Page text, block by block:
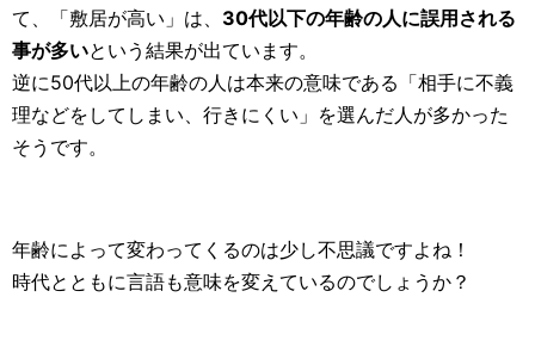
て、「敷居が高い」は、 30代以下の年齢の人に誤用される
事が多いという結果が出ています。
逆に50代以上の年齢の人は本来の意味である「相手に不義
理などをしてしまい、行きにくい」を選んだ人が多かった
そうです。
年齢によって変わってくるのは少し不思議ですよね！
時代とともに言語も意味を変えているのでしょうか？